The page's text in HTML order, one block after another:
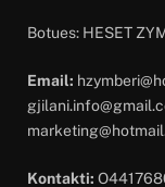
Botues: HESET
Email:
Kontakti: